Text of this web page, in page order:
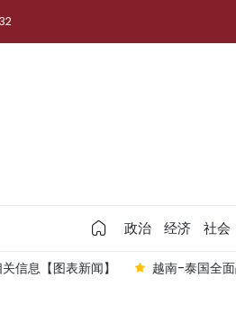
政治 经济 社会
信息【图表新闻】 越南-泰国全面